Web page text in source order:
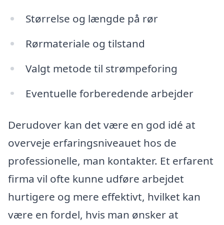
Størrelse og længde på rør
Rørmateriale og tilstand
Valgt metode til strømpeforing
Eventuelle forberedende arbejder
Derudover kan det være en god idé at
overveje erfaringsniveauet hos de
professionelle, man kontakter. Et erfarent
firma vil ofte kunne udføre arbejdet
hurtigere og mere effektivt, hvilket kan
være en fordel, hvis man ønsker at